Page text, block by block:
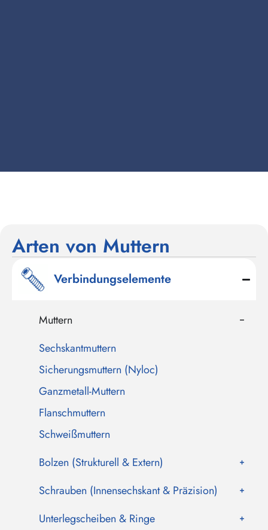
Arten von Muttern
Verbindungselemente
Muttern
Sechskantmuttern
Sicherungsmuttern (Nyloc)
Ganzmetall-Muttern
Flanschmuttern
Schweißmuttern
Bolzen (Strukturell & Extern)
Schrauben (Innensechskant & Präzision)
Unterlegscheiben & Ringe